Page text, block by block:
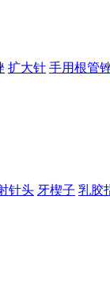
扩大针 手用根管
针头 牙楔子 乳胶